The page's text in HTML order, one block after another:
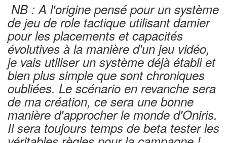
NB : A l'origine pensé pour un système
de jeu de role tactique utilisant damier
pour les placements et capacités
évolutives à la manière d'un jeu vidéo,
je vais utiliser un système déjà établi et
bien plus simple que sont chroniques
oubliées. Le scénario en revanche sera
de ma création, ce sera une bonne
manière d'approcher le monde d'Oniris.
Il sera toujours temps de beta tester les